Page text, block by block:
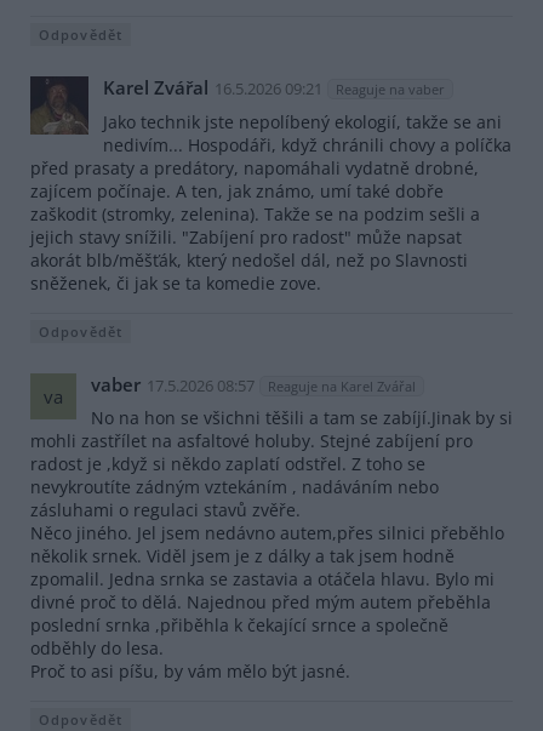
Odpovědět
Karel Zvářal 16.5.2026 09:21 Reaguje na vaber
Jako technik jste nepolíbený ekologií, takže se ani
nedivím... Hospodáři, když chránili chovy a políčka
před prasaty a predátory, napomáhali vydatně drobné,
zajícem počínaje. A ten, jak známo, umí také dobře
zaškodit (stromky, zelenina). Takže se na podzim sešli a
jejich stavy snížili. "Zabíjení pro radost" může napsat
akorát blb/měšťák, který nedošel dál, než po Slavnosti
sněženek, či jak se ta komedie zove.
Odpovědět
va vaber 17.5.2026 08:57 Reaguje na Karel Zvářal
No na hon se všichni těšili a tam se zabíjí.Jinak by si
mohli zastřílet na asfaltové holuby. Stejné zabíjení pro
radost je ,když si někdo zaplatí odstřel. Z toho se
nevykroutíte zádným vztekáním , nadáváním nebo
zásluhami o regulaci stavů zvěře.
Něco jiného. Jel jsem nedávno autem,přes silnici přeběhlo
několik srnek. Viděl jsem je z dálky a tak jsem hodně
zpomalil. Jedna srnka se zastavia a otáčela hlavu. Bylo mi
divné proč to dělá. Najednou před mým autem přeběhla
poslední srnka ,přiběhla k čekající srnce a společně
odběhly do lesa.
Proč to asi píšu, by vám mělo být jasné.
Odpovědět